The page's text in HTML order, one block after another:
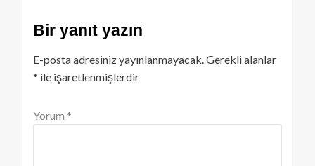
Bir yanıt yazın
E-posta adresiniz yayınlanmayacak.Gerekli alanlar
* ile işaretlenmişlerdir
Yorum *